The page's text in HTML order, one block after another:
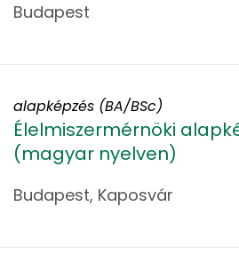
Budapest
Élelmiszermérnöki
(magyar nyelven)
Budapest, Kaposvár
alapképzés (BA/BSc)